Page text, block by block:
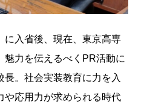
に入省後、現在、東京高専
魅力を伝えるべくPR活動に
。社会実装教育に力を入
や応用力が求められる時代